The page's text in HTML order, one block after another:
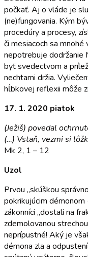
počkať. Aj o vláde je
(ne)fungovania. Kým
procedúry a procesy,
či mesiacoch sa mnohé
nepotrebuje dodržanie
byť svedec­tvom a
nechtami držia.
hĺbkovej reflexii môže
17. 1. 2020 piatok
(Ježiš) povedal
(…) Vstaň, vezmi si
Mk 2, 1 – 12
Uzol
Prvou „skúškou
pokrikujúcim
zákonníci „dostali na
zdemolovanou
neprípustné! Aký je
démona zla a